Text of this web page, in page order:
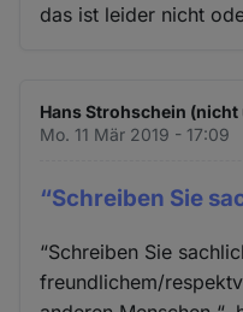
das ist leider nicht
Hans Strohschein
Mo. 11 Mär 2019 - 17:09
“Schreiben Sie
“Schreiben Sie
freundlichem/